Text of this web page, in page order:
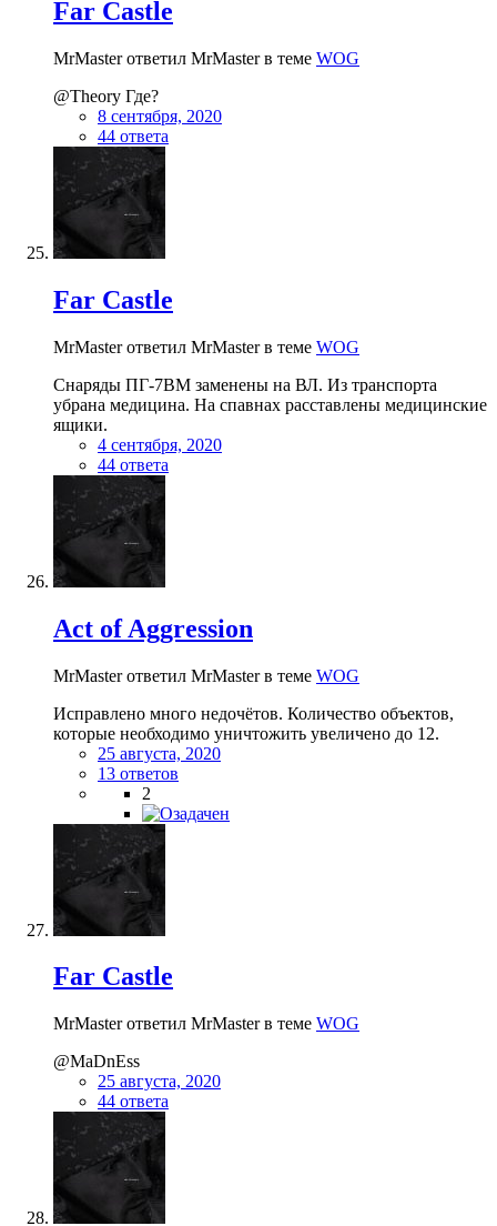
Far Castle
MrMaster ответил MrMaster в теме WOG
@Theory Где?
8 сентября, 2020
44 ответа
Far Castle
MrMaster ответил MrMaster в теме WOG
Снаряды ПГ-7ВМ заменены на ВЛ. Из транспорта
убрана медицина. На спавнах расставлены медицинские
ящики.
4 сентября, 2020
44 ответа
Act of Aggression
MrMaster ответил MrMaster в теме WOG
Исправлено много недочётов. Количество объектов,
которые необходимо уничтожить увеличено до 12.
25 августа, 2020
13 ответов
2
Far Castle
MrMaster ответил MrMaster в теме WOG
@MaDnEss
25 августа, 2020
44 ответа